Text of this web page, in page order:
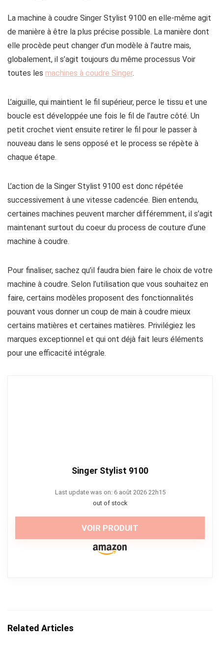
La machine à coudre Singer Stylist 9100 en elle-même agit
de manière à être la plus précise possible. La manière dont
elle procède peut changer d’un modèle à l’autre mais,
globalement, il s’agit toujours du même processus Voir
toutes les machines à coudre Singer.
L’aiguille, qui maintient le fil supérieur, perce le tissu et une
boucle est développée une fois le fil de l’autre côté. Un
petit crochet vient ensuite retirer le fil pour le passer à
nouveau dans le sens opposé et le process se répète à
chaque étape.
L’action de la Singer Stylist 9100 est donc répétée
successivement à une vitesse cadencée. Bien entendu,
certaines machines peuvent marcher différemment, il s’agit
maintenant surtout du coeur du process de couture d’une
machine à coudre.
Pour finaliser, sachez qu’il faudra bien faire le choix de votre
machine à coudre. Selon l’utilisation que vous souhaitez en
faire, certains modèles proposent des fonctionnalités
pouvant vous donner un coup de main à coudre mieux
certains matières et certaines matières. Privilégiez les
marques exceptionnel et qui ont déjà fait leurs éléments
pour une efficacité intégrale.
Singer Stylist 9100
Last update was on: 6 août 2026 22h15
out of stock
VOIR PRODUIT
Related Articles